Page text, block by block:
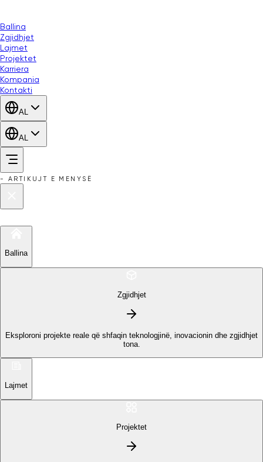
Ballina
Zgjidhjet
Lajmet
Projektet
Karriera
Kompania
Kontakti
AL
AL
- ARTIKUJT E MENYSË
Ballina
Zgjidhjet
Eksploroni projekte reale që shfaqin teknologjinë, inovacionin dhe zgjidhjet
tona.
Lajmet
Projektet